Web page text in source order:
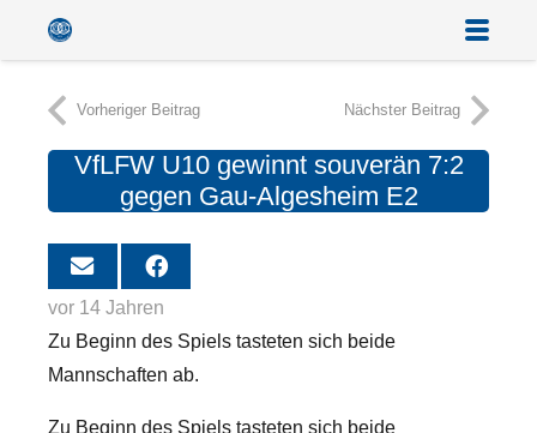
Vorheriger Beitrag Nächster Beitrag
VfLFW U10 gewinnt souverän 7:2
gegen Gau-Algesheim E2
vor 14 Jahren
Zu Beginn des Spiels tasteten sich beide
Mannschaften ab.
Zu Beginn des Spiels tasteten sich beide